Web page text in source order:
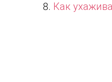
Как